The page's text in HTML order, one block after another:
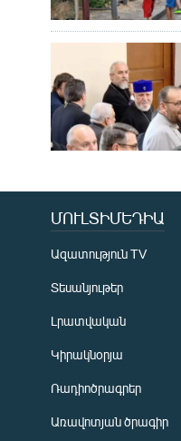
ՄՈՒԼՏԻՄԵԴԻԱ
Ազատություն TV
Տեսանյութեր
Լրատվական
Կիրակնօրյա
Ռադիոծրագրեր
Առավոտյան ծրագիր